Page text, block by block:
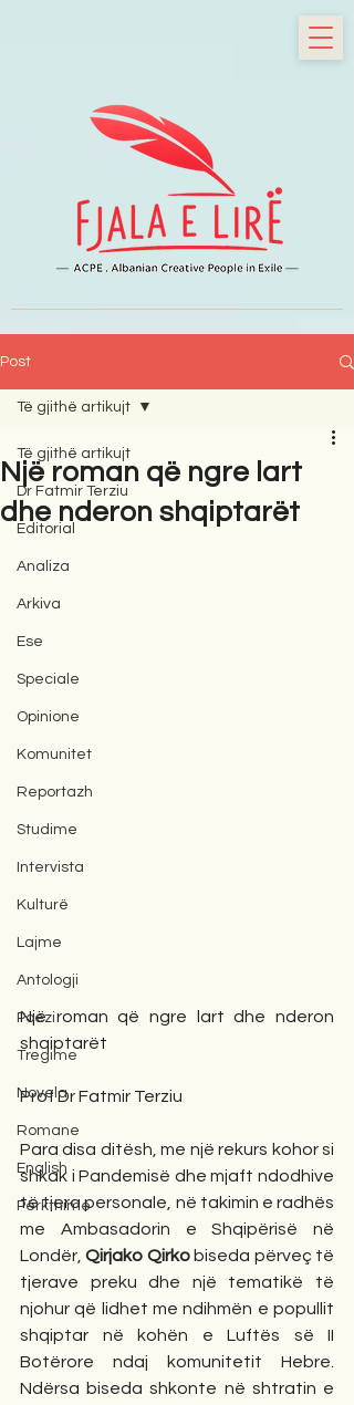
Post
Të gjithë artikujt
Dr Fatmir Terziu
Editorial
Analiza
Arkiva
Ese
Speciale
Opinione
Komunitet
Reportazh
Studime
Intervista
Kulturë
Lajme
Antologji
Poezi
Tregime
Novela
Romane
English
Përkthime
Të gjithë artikujt
Një roman që ngre lart
dhe nderon shqiptarët
Një roman që ngre lart dhe nderon
shqiptarët
Prof Dr Fatmir Terziu
Para disa ditësh, me një rekurs kohor si
shkak i Pandemisë dhe mjaft ndodhive
të tjera personale, në takimin e radhës
me Ambasadorin e Shqipërisë në
Londër, Qirjako Qirko biseda përveç të
tjerave preku dhe një tematikë të
njohur që lidhet me ndihmën e popullit
shqiptar në kohën e Luftës së II
Botërore ndaj komunitetit Hebre.
Ndërsa biseda shkonte në shtratin e